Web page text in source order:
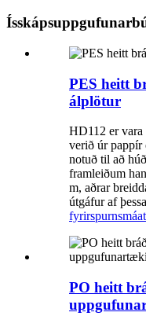
PES heitt
álplötur
HD112 er vara
verið úr pappír
notuð til að
framleiðum
m, aðrar
útgáfur af
fyrirspurn
PO heitt